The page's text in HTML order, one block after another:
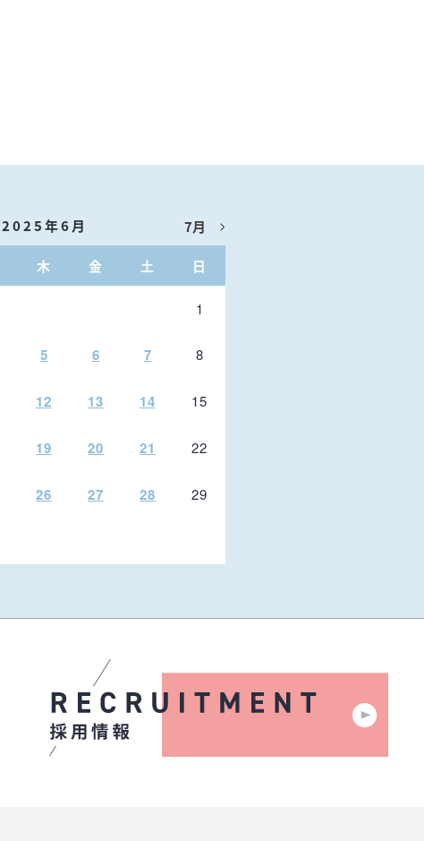
2025年6月
木 金 土 日
7月
1
5 6 7 8
12 13 14 15
19 20 21 22
26 27 28 29